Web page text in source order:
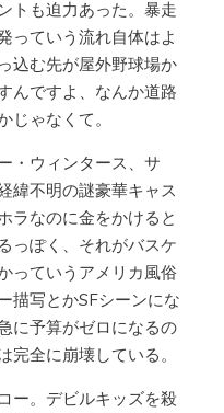
トも迫力あった。暴走
っていう流れ自体はよ
込む先が屋外野球場か
んですよ、なんか道路
ゃなくて。
・ウィンタース、サ
緯不明の謎豪華キャス
ラなのに金をかけると
っぽく、それがバスケ
っていうアメリカ風俗
描写とかSFシーンにな
に予算がゼロになるの
全に崩壊している。
ー。デビルキッズを殺